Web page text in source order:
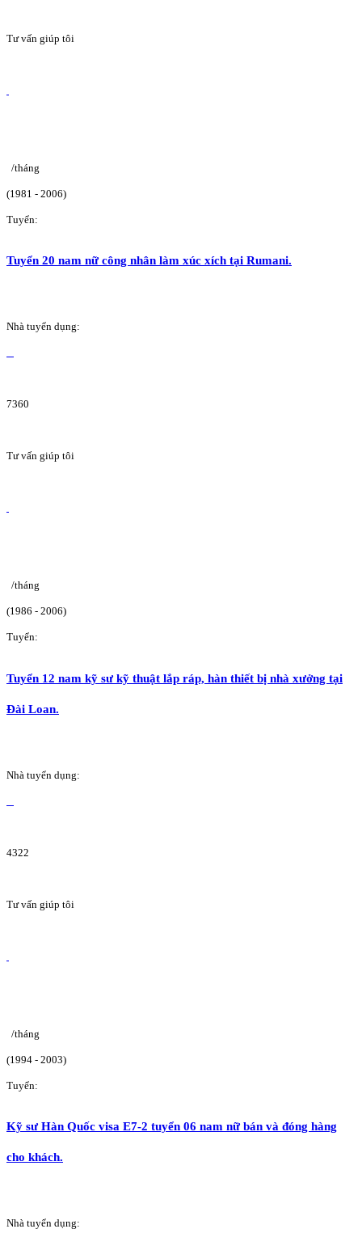
Tư vấn giúp tôi
/tháng
(1981 - 2006)
Tuyển:
Tuyển 20 nam nữ công nhân làm xúc xích tại Rumani.
Nhà tuyển dụng:
7360
Tư vấn giúp tôi
/tháng
(1986 - 2006)
Tuyển:
Tuyển 12 nam kỹ sư kỹ thuật lắp ráp, hàn thiết bị nhà xưởng tại
Đài Loan.
Nhà tuyển dụng:
4322
Tư vấn giúp tôi
/tháng
(1994 - 2003)
Tuyển:
Kỹ sư Hàn Quốc visa E7-2 tuyển 06 nam nữ bán và đóng hàng
cho khách.
Nhà tuyển dụng: